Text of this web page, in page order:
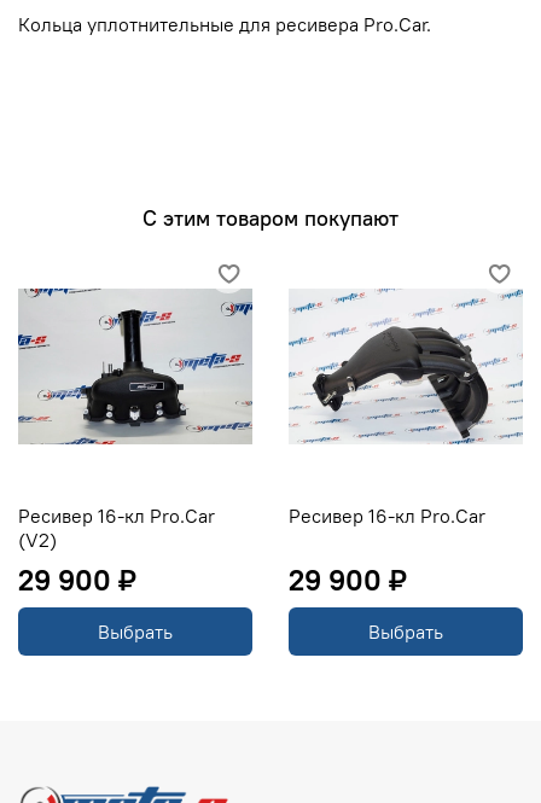
Кольца уплотнительные для ресивера Pro.Car.
С этим товаром покупают
Ресивер 16-кл Pro.Car
(V2)
29 900 ₽
Выбрать
Ресивер 16-кл Pro.Car
29 900 ₽
Выбрать